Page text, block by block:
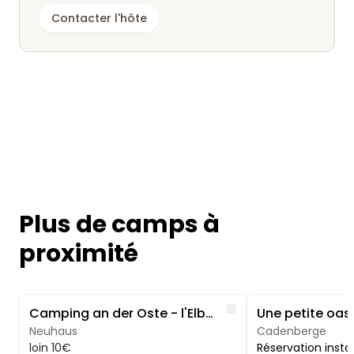
Contacter l'hôte
Plus de camps à
proximité
Camping an der Oste - l'Elbe et le lac à proximité
Neuhaus
loin 10€
Like
Cadenberge
Réservation